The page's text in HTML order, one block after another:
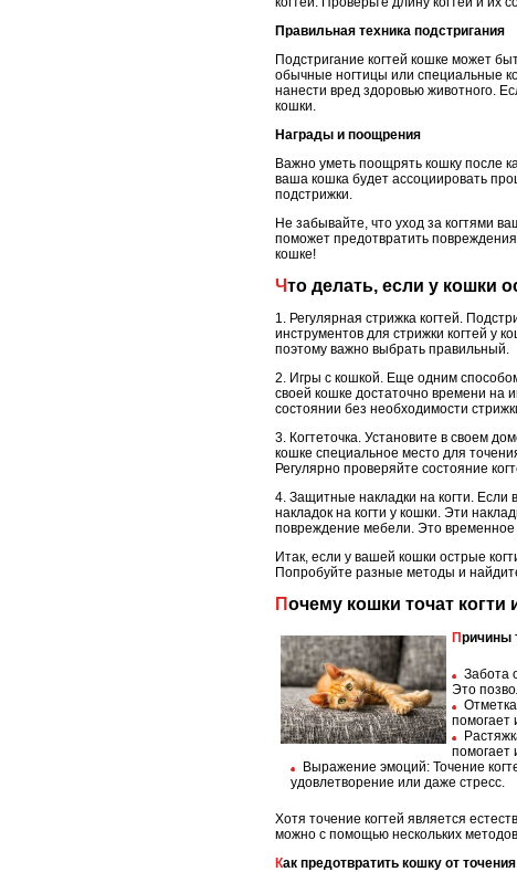
Правильная техника подстригания
Подстригание когтей кошке может
обычные ногтицы или специальные
нанести вред здоровью животного.
кошки.
Награды и поощрения
Важно уметь поощрять кошку после
ваша кошка будет ассоциировать
подстрижки.
Не забывайте, что уход за когтями
поможет предотвратить
кошке!
Что делать, если у кошки
1. Регулярная стрижка когтей.
инструментов для стрижки когтей у
поэтому важно выбрать правильный.
2. Игры с кошкой. Еще одним
своей кошке достаточно времени на
состоянии без необходимости
3. Когтеточка. Установите в своем
кошке специальное место для
Регулярно проверяйте состояние
4. Защитные накладки на когти.
накладок на когти у кошки. Эти
повреждение мебели. Это временное
Итак, если у вашей кошки острые
Попробуйте разные методы и
Почему кошки точат
Причины
Забота
Это
помогает
помогает
Выражение эмоций: Точение
удовлетворение или даже стресс.
Хотя точение когтей является
можно с помощью нескольких методов.
Как предотвратить кошку от